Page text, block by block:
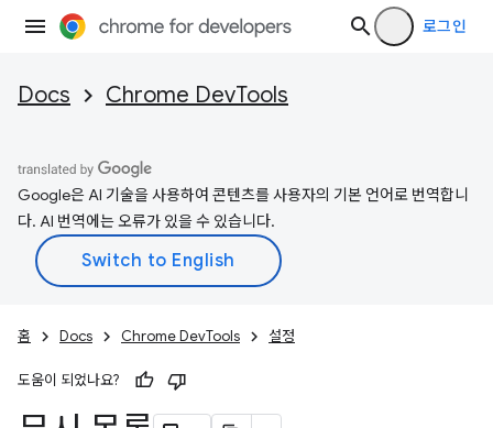
로그인
Docs Chrome DevTools
Google은 AI 기술을 사용하여 콘텐츠를 사용자의 기본 언어로 번역합니
다. AI 번역에는 오류가 있을 수 있습니다.
홈 Docs Chrome DevTools 설정
도움이 되었나요?